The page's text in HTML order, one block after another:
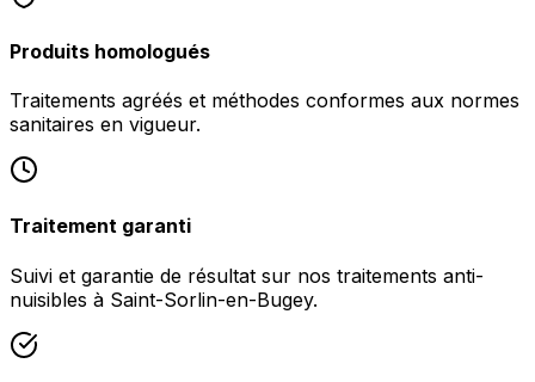
Produits homologués
Traitements agréés et méthodes conformes aux normes
sanitaires en vigueur.
Traitement garanti
Suivi et garantie de résultat sur nos traitements anti-
nuisibles à Saint-Sorlin-en-Bugey.